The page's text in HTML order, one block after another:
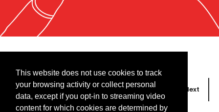
Prev Next
This website does not use cookies to track
your browsing activity or collect personal
data, except if you opt-in to streaming video
content for which cookies are determined by